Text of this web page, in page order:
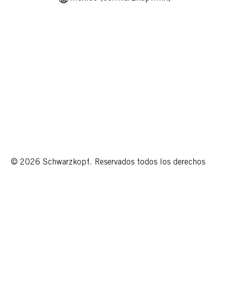
© 2026 Schwarzkopf. Reservados todos los derechos